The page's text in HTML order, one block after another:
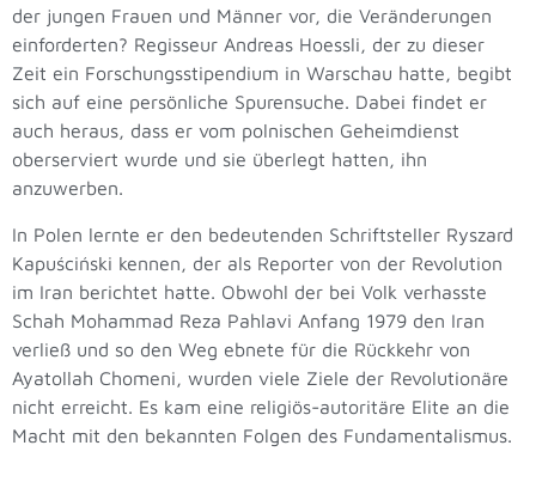
der jungen Frauen und Männer vor, die Veränderungen
einforderten? Regisseur Andreas Hoessli, der zu dieser
Zeit ein Forschungsstipendium in Warschau hatte, begibt
sich auf eine persönliche Spurensuche. Dabei findet er
auch heraus, dass er vom polnischen Geheimdienst
oberserviert wurde und sie überlegt hatten, ihn
anzuwerben.
In Polen lernte er den bedeutenden Schriftsteller Ryszard
Kapuściński kennen, der als Reporter von der Revolution
im Iran berichtet hatte. Obwohl der bei Volk verhasste
Schah Mohammad Reza Pahlavi Anfang 1979 den Iran
verließ und so den Weg ebnete für die Rückkehr von
Ayatollah Chomeni, wurden viele Ziele der Revolutionäre
nicht erreicht. Es kam eine religiös-autoritäre Elite an die
Macht mit den bekannten Folgen des Fundamentalismus.